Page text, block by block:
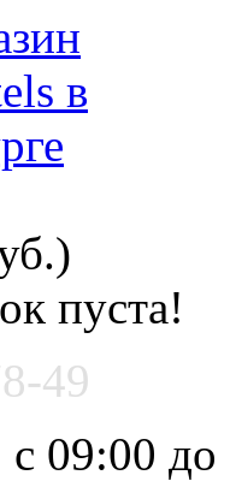
пуста!
49
09:00 до